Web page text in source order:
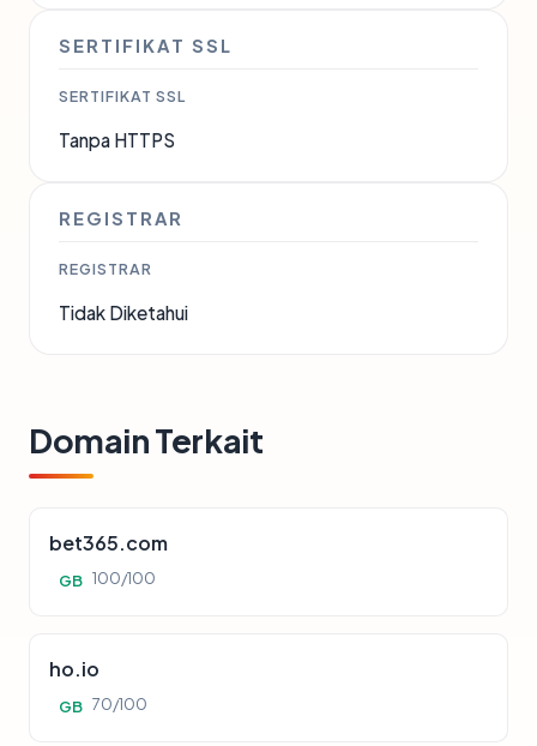
SERTIFIKAT SSL
SERTIFIKAT SSL
Tanpa HTTPS
REGISTRAR
REGISTRAR
Tidak Diketahui
Domain Terkait
bet365.com
GB 100/100
ho.io
GB 70/100